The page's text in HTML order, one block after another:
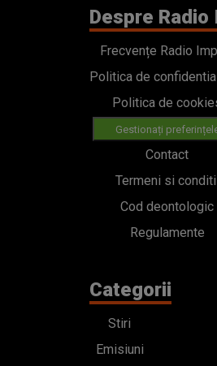
Despre Radio
Frecvențe Radio
Politica de
Politica de
Gestionați
Contact
Termeni si
Cod deontologic
Regulamente
Categorii
Stiri
Emisiuni